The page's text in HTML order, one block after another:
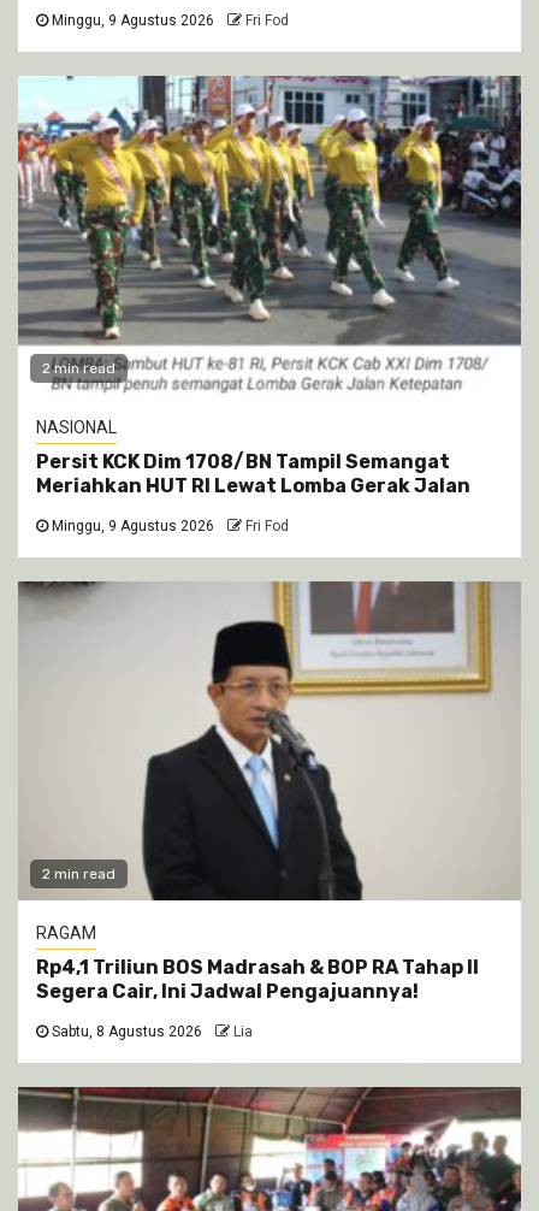
Minggu, 9 Agustus 2026 Fri Fod
2 min read
NASIONAL
Persit KCK Dim 1708/BN Tampil Semangat
Meriahkan HUT RI Lewat Lomba Gerak Jalan
Minggu, 9 Agustus 2026 Fri Fod
2 min read
RAGAM
Rp4,1 Triliun BOS Madrasah & BOP RA Tahap II
Segera Cair, Ini Jadwal Pengajuannya!
Sabtu, 8 Agustus 2026 Lia